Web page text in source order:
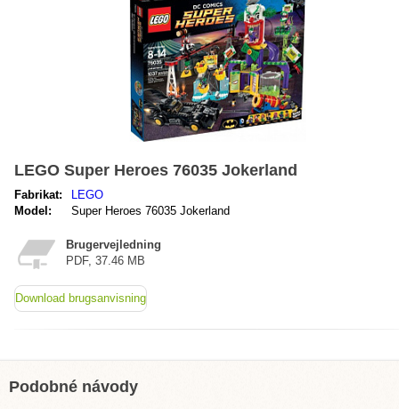
LEGO Super Heroes 76035 Jokerland
Fabrikat:
LEGO
Model:
Super Heroes 76035 Jokerland
Brugervejledning
PDF, 37.46 MB
Download brugsanvisning
Podobné návody